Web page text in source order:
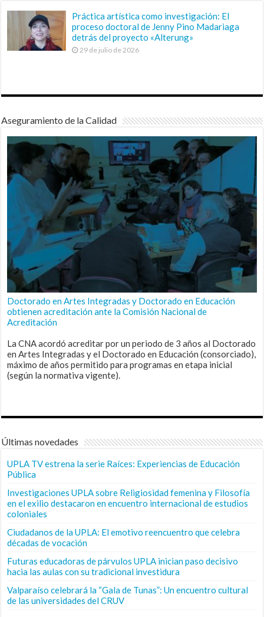
Práctica artística como investigación: El
proceso doctoral de Jenny Pino Madariaga
detrás del proyecto «Alterung»
29 de julio de 2026
Aseguramiento de la Calidad
Doctorado en Artes Integradas y Doctorado en Educación
obtienen acreditación ante la Comisión Nacional de
Acreditación
La CNA acordó acreditar por un periodo de 3 años al Doctorado
en Artes Integradas y el Doctorado en Educación (consorciado),
máximo de años permitido para programas en etapa inicial
(según la normativa vigente).
Últimas novedades
UPLA TV estrena la serie Raíces: Experiencias de Educación
Pública
Investigaciones UPLA sobre Religiosidad femenina y Filosofía
en el exilio destacaron en encuentro internacional de estudios
coloniales
Ciudadanos de la UPLA: El emotivo reencuentro que celebra
décadas de vocación
Futuras educadoras de párvulos UPLA inician paso decisivo
hacia las aulas con su tradicional investidura
Valparaíso celebrará la “Gala de Tunas”: Un encuentro cultural
de las universidades del CRUV